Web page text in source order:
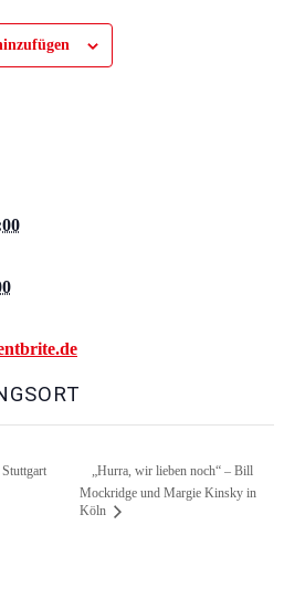
„Hurra, wir lieben noch“ – Bill
Mockridge und Margie Kinsky in
Köln